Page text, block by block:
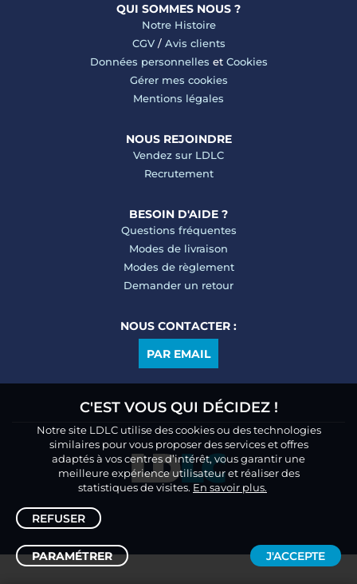
QUI SOMMES NOUS ?
Notre Histoire
CGV/ Avis clients
Données personnelles et Cookies
Gérer mes cookies
Mentions légales
NOUS REJOINDRE
Vendez sur LDLC
Recrutement
BESOIN D'AIDE ?
Questions fréquentes
Modes de livraison
Modes de règlement
Demander un retour
NOUS CONTACTER :
PAR EMAIL
C'EST VOUS QUI DÉCIDEZ !
Notre site LDLC utilise des cookies ou des technologies
similaires pour vous proposer des services et offres
adaptés à vos centres d’intérêt, vous garantir une
meilleure expérience utilisateur et réaliser des
statistiques de visites. En savoir plus.
REFUSER
PARAMÉTRER J'ACCEPTE